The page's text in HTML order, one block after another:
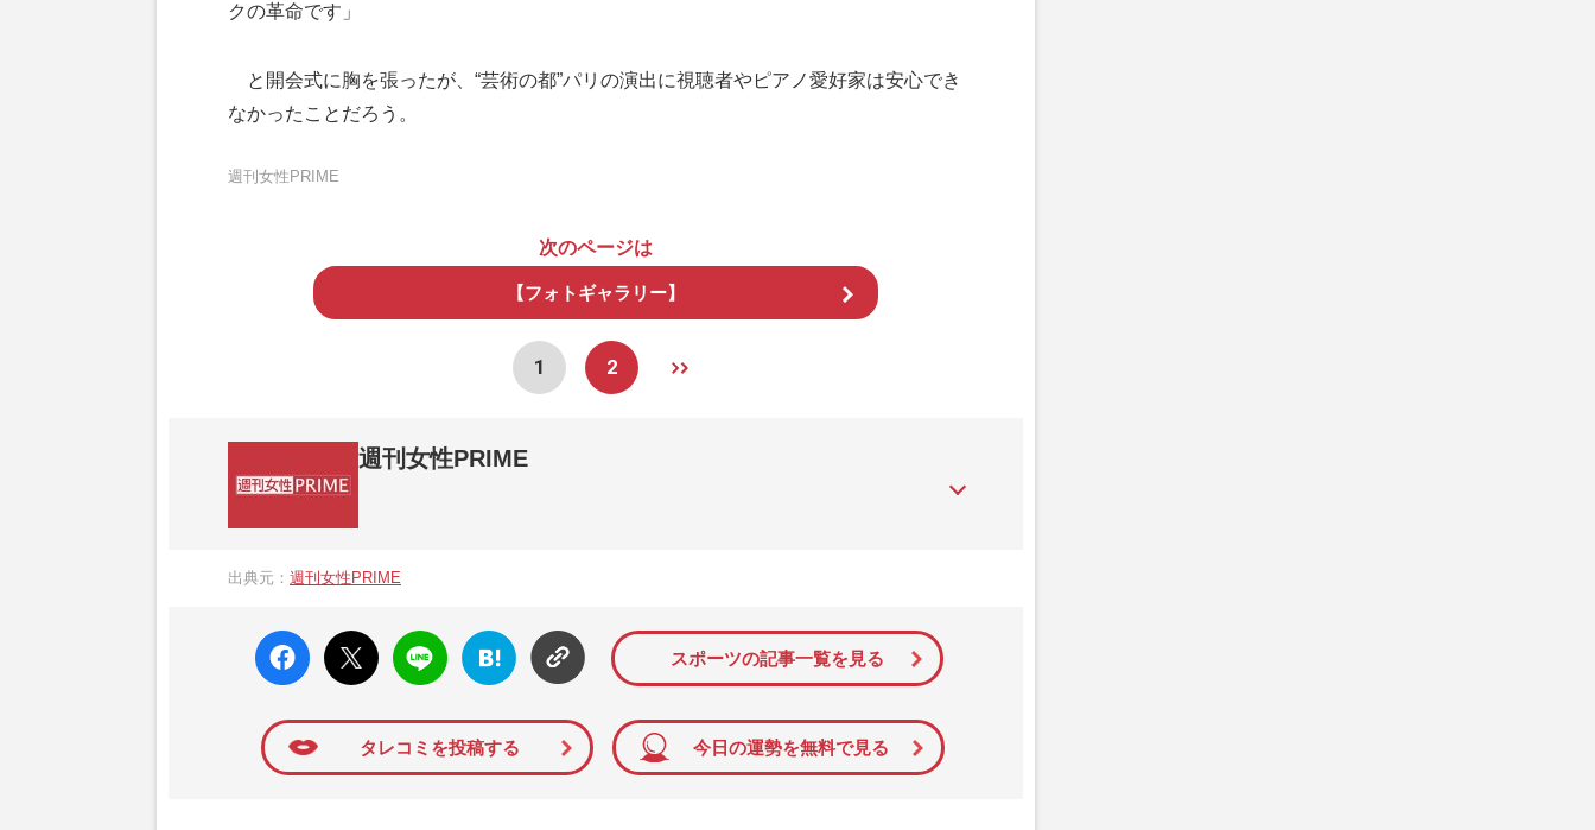
クの革命です」
と開会式に胸を張ったが、“芸術の都”パリの演出に視聴者やピアノ愛好家は安心でき
なかったことだろう。
週刊女性PRIME
次のページは
【フォトギャラリー】
1 2
週刊女性PRIME
か、女性週刊誌『週刊女性』の誌面に掲載された記事から、インターネット利用者層にとって特に関心の
出典元： 週刊女性PRIME
faceboo
k いい
ね
X ポス
ト
LINE
はてな
ブック
マーク
スポーツの記事一覧を見る
タレコミを投稿する 今日の運勢を無料で見る